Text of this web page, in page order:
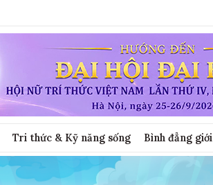
Tri thức & Kỹ năng sống Bình đẳng giới